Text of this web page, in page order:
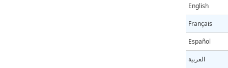
English
Français
Español
العربية